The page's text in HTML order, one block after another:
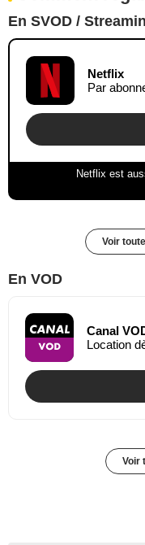
En SVOD /
Netflix
Par
Netflix est
Voir
En VOD
Canal
Location
Voir